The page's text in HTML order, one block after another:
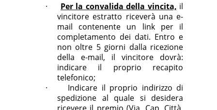
·
Per la convalida della vincita, il
vincitore estratto riceverà una e-
mail contenente un link per il
completamento dei dati. Entro e
non oltre 5 giorni dalla ricezione
della e-mail, il vincitore dovrà:
indicare il proprio recapito
telefonico;
· Indicare il proprio indirizzo di
spedizione al quale si desidera